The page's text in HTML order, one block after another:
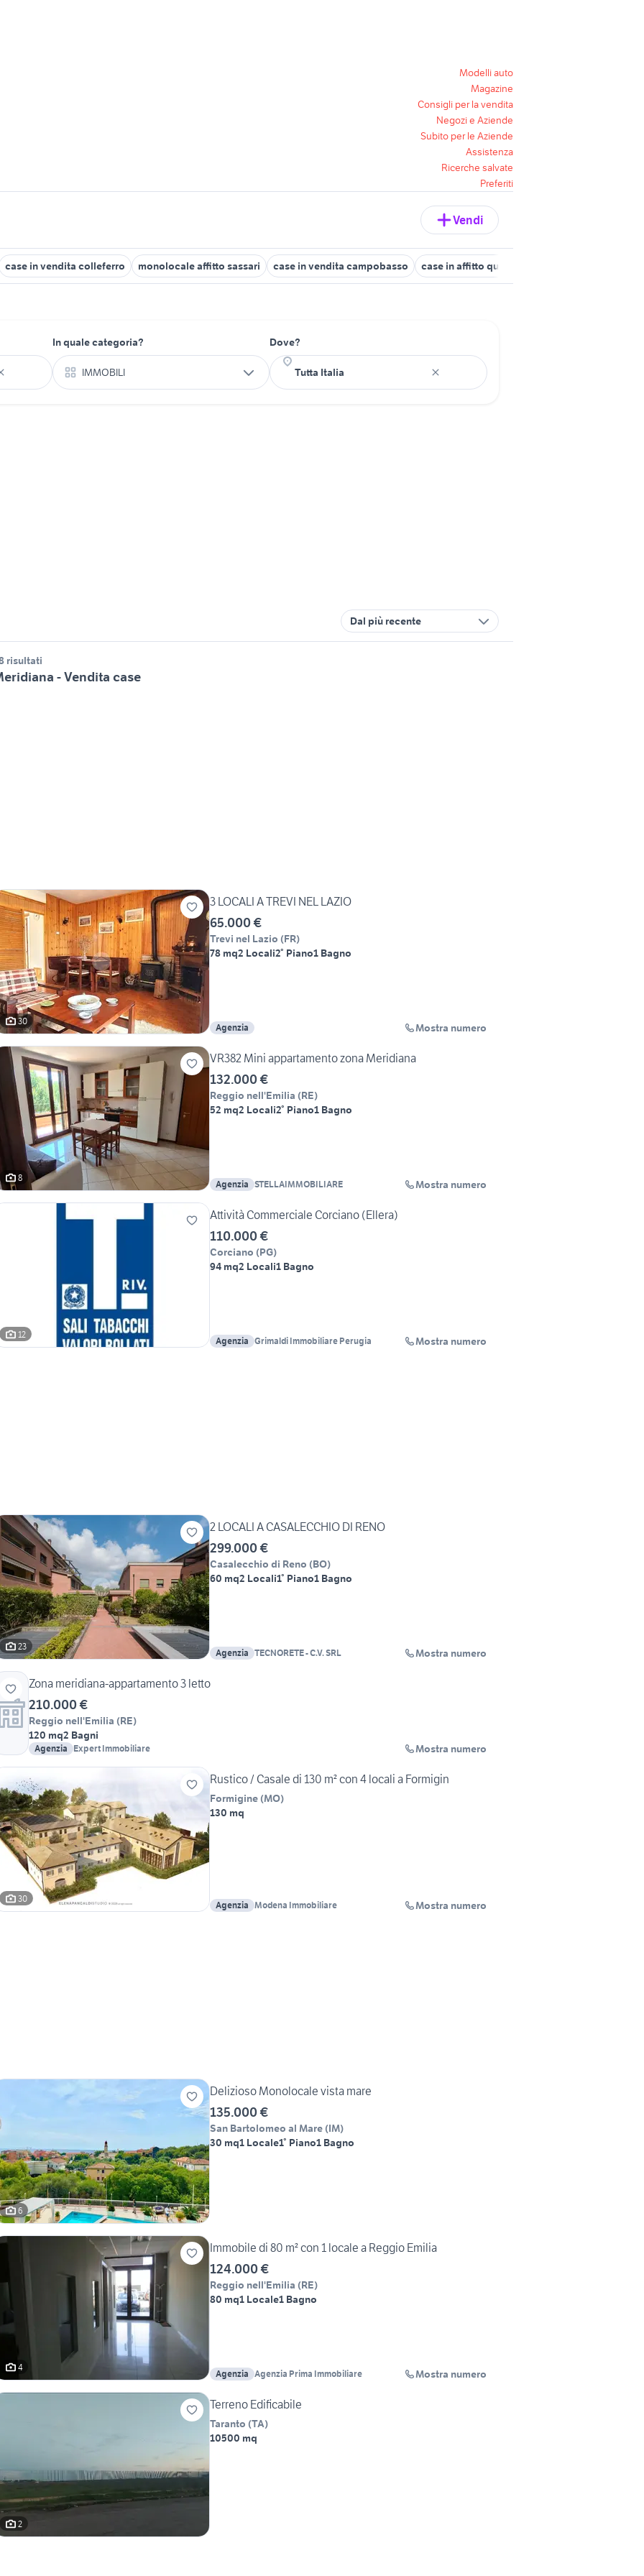
Modelli auto
Magazine
Consigli per la vendita
Negozi e Aziende
Subito per le Aziende
Assistenza
Ricerche salvate
Preferiti
Vendi
case in vendita colleferro monolocale affitto sassari case in vendita campobasso case in affitto qualiano
In quale categoria?
IMMOBILI
Dove?
Dal più recente
risultati
- Vendita case
30
3 LOCALI A TREVI NEL LAZIO
65.000 €
Trevi nel Lazio (FR)
78 mq2 Locali2° Piano1 Bagno
Agenzia Mostra numero
8
VR382 Mini appartamento zona Meridiana
132.000 €
Reggio nell'Emilia (RE)
52 mq2 Locali2° Piano1 Bagno
Agenzia STELLAIMMOBILIARE Mostra numero
12
Attività Commerciale Corciano (Ellera)
110.000 €
Corciano (PG)
94 mq2 Locali1 Bagno
Agenzia Grimaldi Immobiliare Perugia Mostra numero
23
2 LOCALI A CASALECCHIO DI RENO
299.000 €
Casalecchio di Reno (BO)
60 mq2 Locali1° Piano1 Bagno
Agenzia TECNORETE - C.V. SRL Mostra numero
Zona meridiana-appartamento 3 letto
210.000 €
Reggio nell'Emilia (RE)
120 mq2 Bagni
Agenzia Expert Immobiliare Mostra numero
30
Rustico / Casale di 130 m² con 4 locali a Formigin
Formigine (MO)
130 mq
Agenzia Modena Immobiliare Mostra numero
6
Delizioso Monolocale vista mare
135.000 €
San Bartolomeo al Mare (IM)
30 mq1 Locale1° Piano1 Bagno
4
Immobile di 80 m² con 1 locale a Reggio Emilia
124.000 €
Reggio nell'Emilia (RE)
80 mq1 Locale1 Bagno
Agenzia Agenzia Prima Immobiliare Mostra numero
2
Terreno Edificabile
Taranto (TA)
10500 mq